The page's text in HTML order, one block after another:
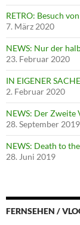
RETRO: Besuch
7. März 2020
NEWS: Nur der
23. Februar 2020
IN EIGENER
2. Februar 2020
NEWS: Der
28. September 2019
NEWS: Death to
28. Juni 2019
FERNSEHEN /